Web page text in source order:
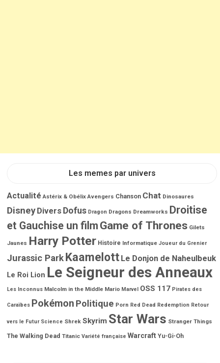
Les memes par univers
Actualité Astérix & Obélix Avengers Chanson Chat Dinosaures
Disney Divers Dofus Dragon Dragons Dreamworks Droitise
et Gauchise un film Game of Thrones Gilets
Jaunes Harry Potter Histoire Informatique Joueur du Grenier
Jurassic ParkKaamelott Le Donjon de Naheulbeuk
Le Roi Lion Le Seigneur des Anneaux
Les Inconnus Malcolm in the Middle Mario Marvel OSS 117 Pirates des
Caraïbes Pokémon Politique Porn Red Dead Redemption Retour
vers le Futur Science Shrek Skyrim Star Wars Stranger Things
The Walking Dead Titanic Variété française Warcraft Yu-Gi-Oh